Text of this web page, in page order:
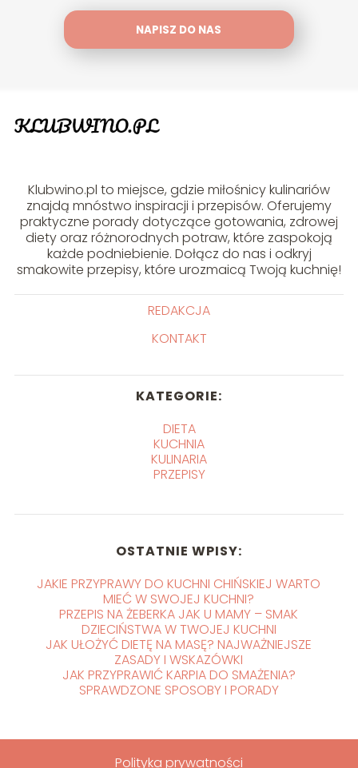
NAPISZ DO NAS
Klubwino.pl to miejsce, gdzie miłośnicy kulinariów
znajdą mnóstwo inspiracji i przepisów. Oferujemy
praktyczne porady dotyczące gotowania, zdrowej
diety oraz różnorodnych potraw, które zaspokoją
każde podniebienie. Dołącz do nas i odkryj
smakowite przepisy, które urozmaicą Twoją kuchnię!
REDAKCJA
KONTAKT
KATEGORIE:
DIETA
KUCHNIA
KULINARIA
PRZEPISY
OSTATNIE WPISY:
JAKIE PRZYPRAWY DO KUCHNI CHIŃSKIEJ WARTO
MIEĆ W SWOJEJ KUCHNI?
PRZEPIS NA ŻEBERKA JAK U MAMY – SMAK
DZIECIŃSTWA W TWOJEJ KUCHNI
JAK UŁOŻYĆ DIETĘ NA MASĘ? NAJWAŻNIEJSZE
ZASADY I WSKAZÓWKI
JAK PRZYPRAWIĆ KARPIA DO SMAŻENIA?
SPRAWDZONE SPOSOBY I PORADY
Polityka prywatności